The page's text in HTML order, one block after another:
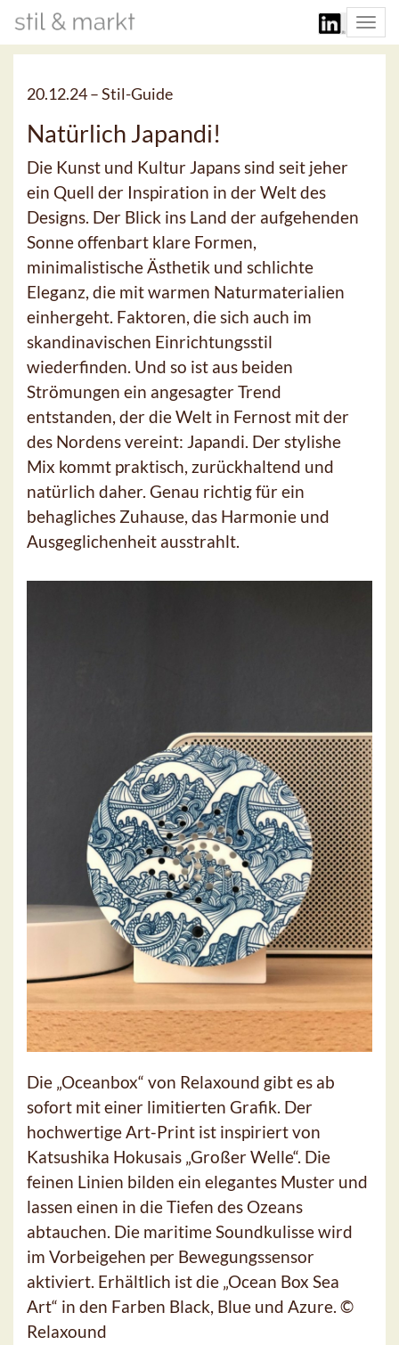
20.12.24 –Stil-Guide
Natürlich Japandi!
Die Kunst und Kultur Japans sind seit jeher
ein Quell der Inspiration in der Welt des
Designs. Der Blick ins Land der aufgehenden
Sonne offenbart klare Formen,
minimalistische Ästhetik und schlichte
Eleganz, die mit warmen Naturmaterialien
einhergeht. Faktoren, die sich auch im
skandinavischen Einrichtungsstil
wiederfinden. Und so ist aus beiden
Strömungen ein angesagter Trend
entstanden, der die Welt in Fernost mit der
des Nordens vereint: Japandi. Der stylishe
Mix kommt praktisch, zurückhaltend und
natürlich daher. Genau richtig für ein
behagliches Zuhause, das Harmonie und
Ausgeglichenheit ausstrahlt.
Die „Oceanbox“ von Relaxound gibt es ab
sofort mit einer limitierten Grafik. Der
hochwertige Art-Print ist inspiriert von
Katsushika Hokusais „Großer Welle“. Die
feinen Linien bilden ein elegantes Muster und
lassen einen in die Tiefen des Ozeans
abtauchen. Die maritime Soundkulisse wird
im Vorbeigehen per Bewegungssensor
aktiviert. Erhältlich ist die „Ocean Box Sea
Art“ in den Farben Black, Blue und Azure. ©
Relaxound